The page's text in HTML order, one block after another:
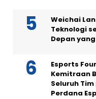
Weichai
Teknologi
Depan
Esports
Kemitraan
Seluruh
Perdana